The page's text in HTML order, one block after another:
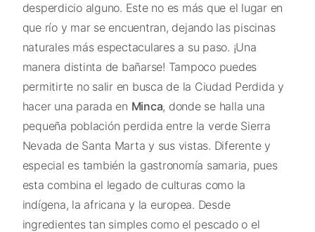
desperdicio alguno. Este no es más que el lugar en
que río y mar se encuentran, dejando las piscinas
naturales más espectaculares a su paso. ¡Una
manera distinta de bañarse! Tampoco puedes
permitirte no salir en busca de la Ciudad Perdida y
hacer una parada en Minca, donde se halla una
pequeña población perdida entre la verde Sierra
Nevada de Santa Marta y sus vistas. Diferente y
especial es también la gastronomía samaria, pues
esta combina el legado de culturas como la
indígena, la africana y la europea. Desde
ingredientes tan simples como el pescado o el